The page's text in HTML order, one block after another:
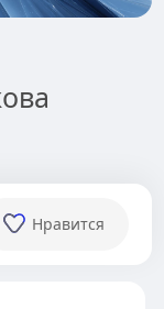
Нравится